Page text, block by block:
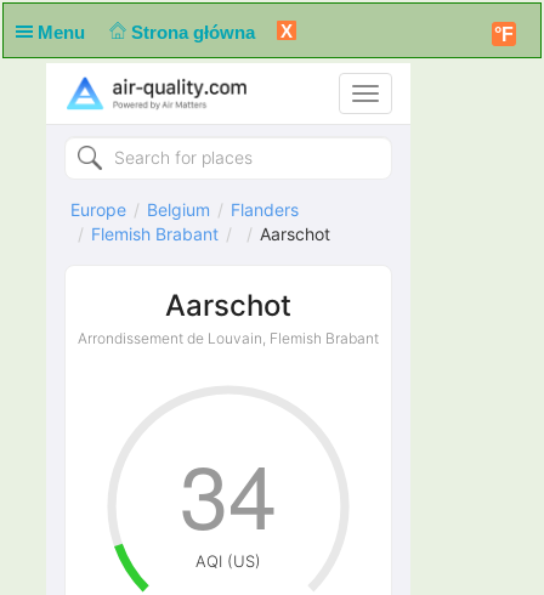
Menu Strona główna X °F